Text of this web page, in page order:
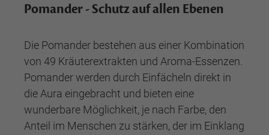
Pomander - Schutz auf allen Ebenen
Die Pomander bestehen aus einer Kombination
von 49 Kräuterextrakten und Aroma-Essenzen.
Pomander werden durch Einfächeln direkt in
die Aura eingebracht und bieten eine
wunderbare Möglichkeit, je nach Farbe, den
Anteil im Menschen zu stärken, der im Einklang